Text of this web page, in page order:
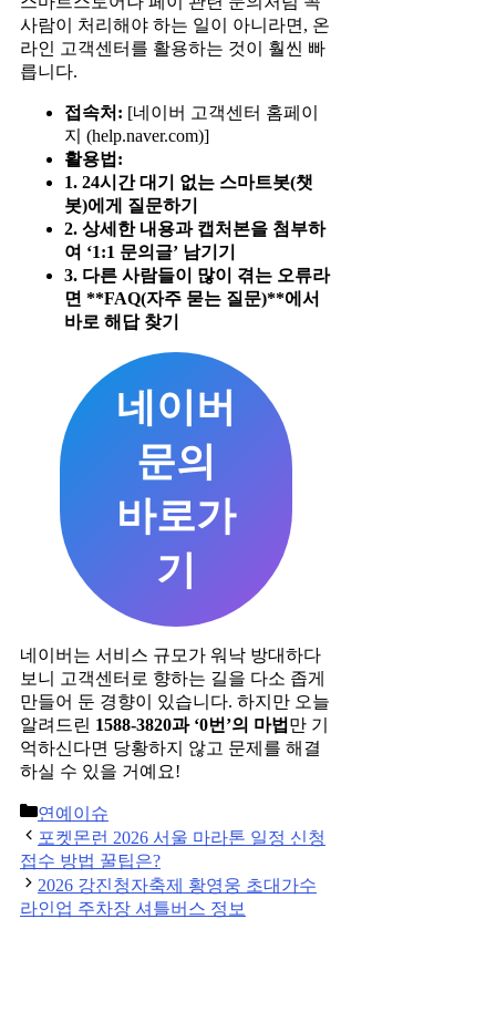
사람이 처리해야 하는 일이 아니라면, 온
라인 고객센터를 활용하는 것이 훨씬 빠
릅니다.
접속처: [네이버 고객센터 홈페이
지 (help.naver.com)]
활용법:
1. 24시간 대기 없는 스마트봇(챗
봇)에게 질문하기
2. 상세한 내용과 캡처본을 첨부하
여 ‘1:1 문의글’ 남기기
3. 다른 사람들이 많이 겪는 오류라
면 **FAQ(자주 묻는 질문)**에서
바로 해답 찾기
네이버
문의
바로가
기
네이버는 서비스 규모가 워낙 방대하다
보니 고객센터로 향하는 길을 다소 좁게
만들어 둔 경향이 있습니다. 하지만 오늘
알려드린 1588-3820과 ‘0번’의 마법 만 기
억하신다면 당황하지 않고 문제를 해결
하실 수 있을 거예요!
Categories
연예이슈
Post
navigation
포켓몬런 2026 서울 마라톤 일정 신청
접수 방법 꿀팁은?
2026 강진청자축제 황영웅 초대가수
라인업 주차장 셔틀버스 정보